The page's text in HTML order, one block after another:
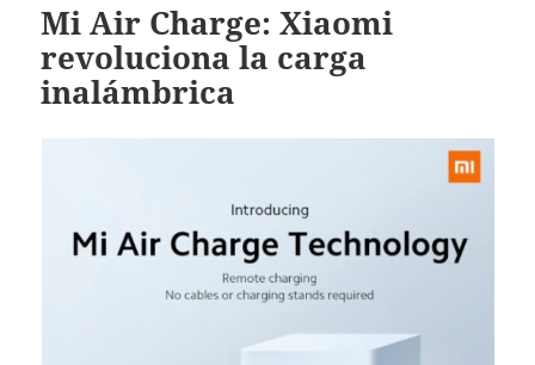
Mi Air Charge: Xiaomi
revoluciona la carga
inalámbrica